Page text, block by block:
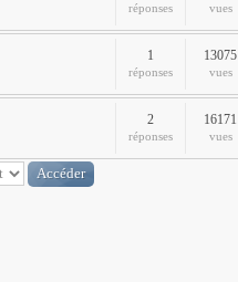
réponses vues
1
réponses
13075
vues
2
réponses
16171
vues